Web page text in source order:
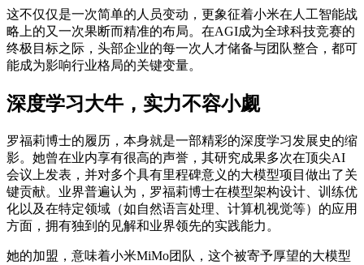
这不仅仅是一次简单的人员变动，更象征着小米在人工智能战
略上的又一次果断而精准的布局。在AGI成为全球科技竞赛的
终极目标之际，头部企业的每一次人才储备与团队整合，都可
能成为影响行业格局的关键变量。
深度学习大牛，实力不容小觑
罗福莉博士的履历，本身就是一部精彩的深度学习发展史的缩
影。她曾在业内享有很高的声誉，其研究成果多次在顶尖AI
会议上发表，并对多个具有里程碑意义的大模型项目做出了关
键贡献。业界普遍认为，罗福莉博士在模型架构设计、训练优
化以及在特定领域（如自然语言处理、计算机视觉等）的应用
方面，拥有独到的见解和业界领先的实践能力。
她的加盟，意味着小米MiMo团队，这个被寄予厚望的大模型